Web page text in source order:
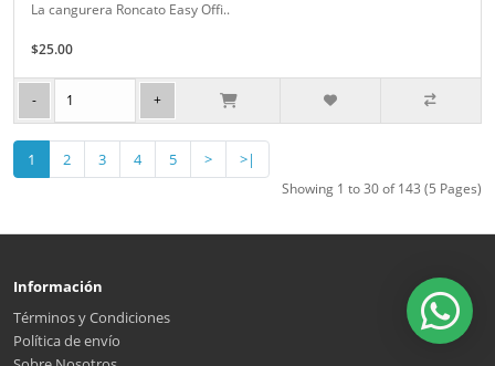
La cangurera Roncato Easy Offi..
$25.00
1 2 3 4 5 > >|
Showing 1 to 30 of 143 (5 Pages)
Información
Términos y Condiciones
Política de envío